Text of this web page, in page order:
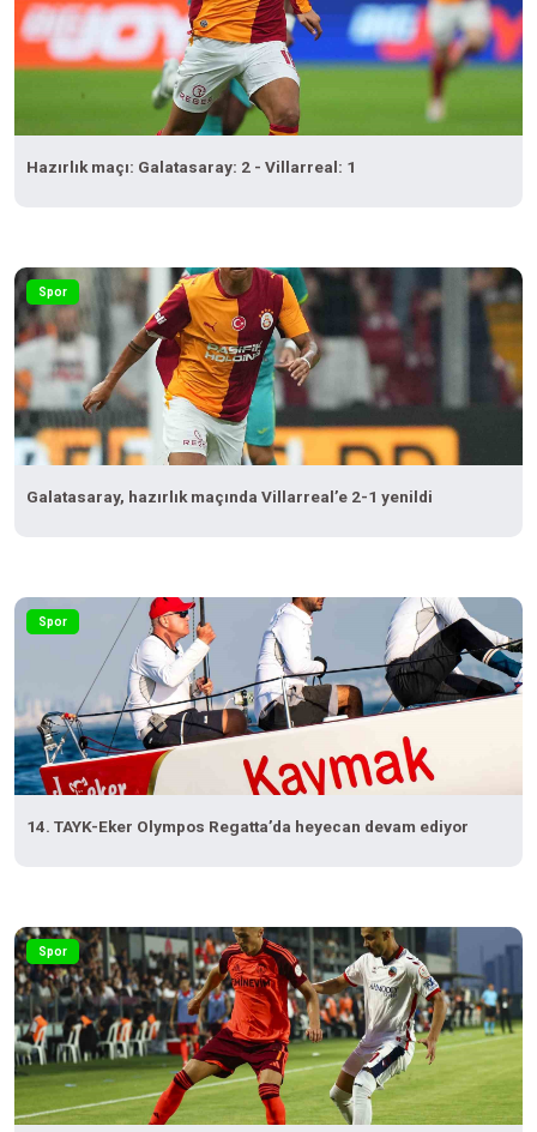
Hazırlık maçı: Galatasaray: 2 - Villarreal: 1
Spor
Galatasaray, hazırlık maçında Villarreal’e 2-1 yenildi
Spor
14. TAYK-Eker Olympos Regatta’da heyecan devam ediyor
Spor